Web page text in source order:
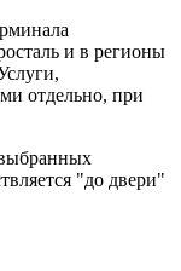
и в регионы
отдельно, при
"до двери"